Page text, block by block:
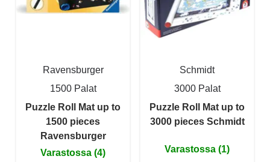
Ravensburger
1500 Palat
Puzzle Roll Mat up to
1500 pieces
Ravensburger
Varastossa (4)
Schmidt
3000 Palat
Puzzle Roll Mat up to
3000 pieces Schmidt
Varastossa (1)